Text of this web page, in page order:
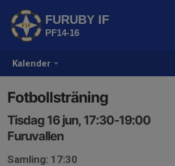
Kalender
FURUBY IF
PF14-16
Fotbollsträning
Tisdag 16 jun, 17:30-19:00
Furuvallen
Samling: 17:30